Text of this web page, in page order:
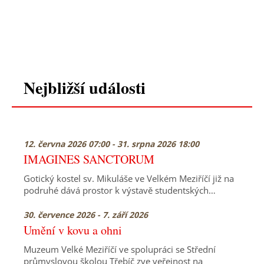
Nejbližší události
12. června 2026 07:00 - 31. srpna 2026 18:00
IMAGINES SANCTORUM
Gotický kostel sv. Mikuláše ve Velkém Meziříčí již na
podruhé dává prostor k výstavě studentských…
30. července 2026 - 7. září 2026
Umění v kovu a ohni
Muzeum Velké Meziříčí ve spolupráci se Střední
průmyslovou školou Třebíč zve veřejnost na